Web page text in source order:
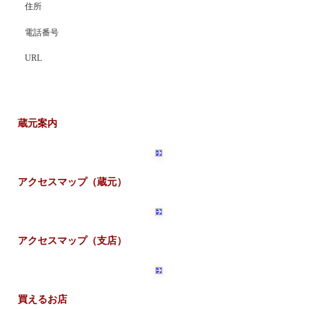
住所
電話番号
URL
蔵元案内
アクセスマップ（蔵元）
アクセスマップ（支店）
買えるお店